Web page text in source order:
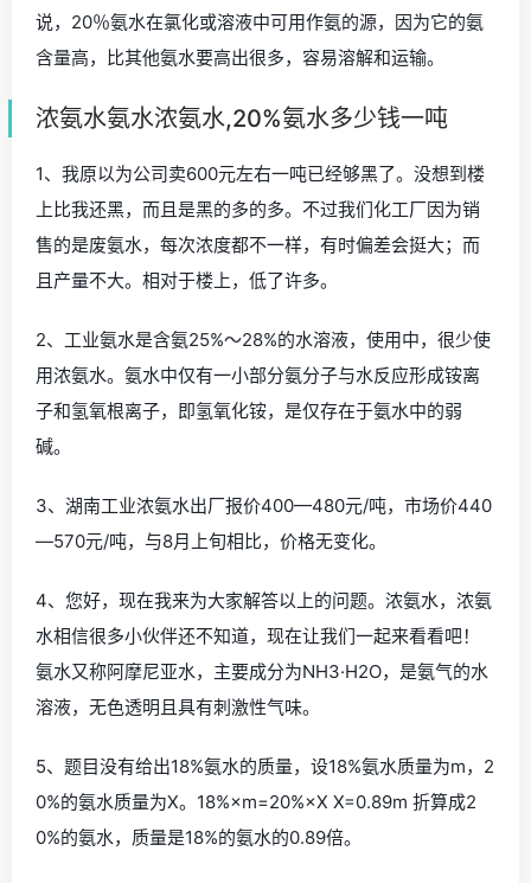
说，20％氨水在氯化或溶液中可用作氨的源，因为它的氨
含量高，比其他氨水要高出很多，容易溶解和运输。
浓氨水氨水浓氨水,20%氨水多少钱一吨
1、我原以为公司卖600元左右一吨已经够黑了。没想到楼
上比我还黑，而且是黑的多的多。不过我们化工厂因为销
售的是废氨水，每次浓度都不一样，有时偏差会挺大；而
且产量不大。相对于楼上，低了许多。
2、工业氨水是含氨25%～28%的水溶液，使用中，很少使
用浓氨水。氨水中仅有一小部分氨分子与水反应形成铵离
子和氢氧根离子，即氢氧化铵，是仅存在于氨水中的弱
碱。
3、湖南工业浓氨水出厂报价400—480元/吨，市场价440
—570元/吨，与8月上旬相比，价格无变化。
4、您好，现在我来为大家解答以上的问题。浓氨水，浓氨
水相信很多小伙伴还不知道，现在让我们一起来看看吧！
氨水又称阿摩尼亚水，主要成分为NH3·H2O，是氨气的水
溶液，无色透明且具有刺激性气味。
5、题目没有给出18%氨水的质量，设18%氨水质量为m，2
0%的氨水质量为X。18%×m=20%×X X=0.89m 折算成2
0%的氨水，质量是18%的氨水的0.89倍。